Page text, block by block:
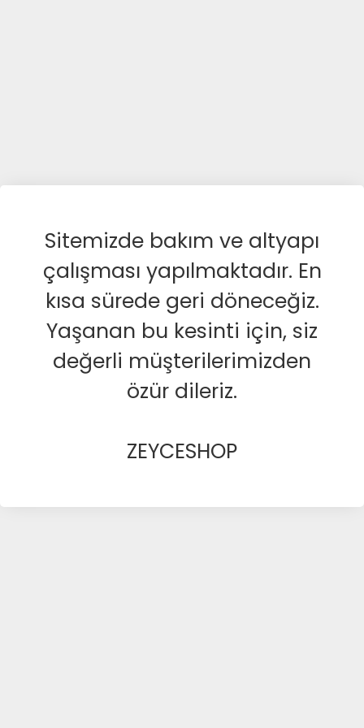
Sitemizde bakım ve altyapı
çalışması yapılmaktadır. En
kısa sürede geri döneceğiz.
Yaşanan bu kesinti için, siz
değerli müşterilerimizden
özür dileriz.
ZEYCESHOP